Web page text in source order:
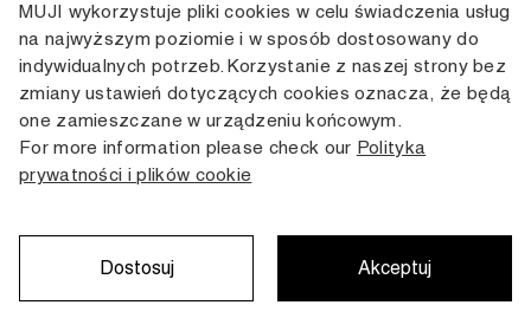
KONTAKT
+48 505 166 958
zamowienia@muji.com.pl
Infolinia czynna
od poniedziałku do piątku
KONTO
Moje konto
Historia
INFORMACJE
Dostawa
Regulamin
Karta stałego
Klienta
MUJI wykorzystuje pliki cookies w celu świadczenia usług
na najwyższym poziomie i w sposób dostosowany do
indywidualnych potrzeb. Korzystanie z naszej strony bez
zmiany ustawień dotyczących cookies oznacza, że będą
one zamieszczane w urządzeniu końcowym.
For more information please check our Polityka
prywatności i plików cookie
Dostosuj Akceptuj